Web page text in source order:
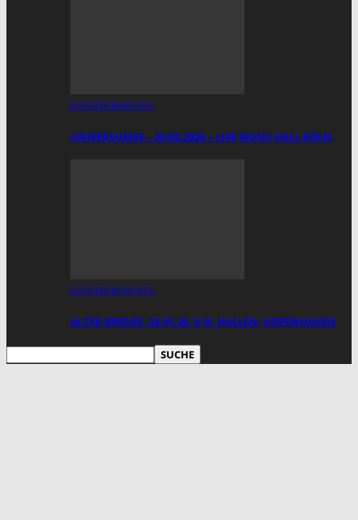
KONZERTBERICHTE
UNIVERSUM25 – 20.02.2026 – LIVE MUSIC HALL KÖLN
KONZERTBERICHTE
ALTER BRIDGE, 24.01.26, K.B. HALLEN, KOPENHAGEN